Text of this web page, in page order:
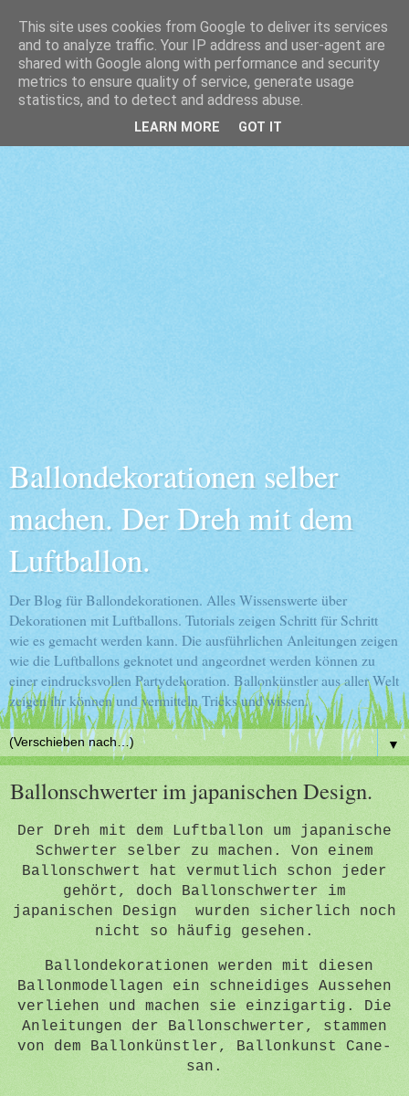
Ballondekorationen selber
machen. Der Dreh mit dem
Luftballon.
Der Blog für Ballondekorationen. Alles Wissenswerte über
Dekorationen mit Luftballons. Tutorials zeigen Schritt für Schritt
wie es gemacht werden kann. Die ausführlichen Anleitungen zeigen
wie die Luftballons geknotet und angeordnet werden können zu
einer eindrucksvollen Partydekoration. Ballonkünstler aus aller Welt
zeigen ihr können und vermitteln Tricks und wissen.
▼
Ballonschwerter im japanischen Design.
Der Dreh mit dem Luftballon um japanische
Schwerter selber zu machen. Von einem
Ballonschwert hat vermutlich schon jeder
gehört, doch Ballonschwerter im
japanischen Design wurden sicherlich noch
nicht so häufig gesehen.
Ballondekorationen werden mit diesen
Ballonmodellagen ein schneidiges Aussehen
verliehen und machen sie einzigartig. Die
Anleitungen der Ballonschwerter, stammen
von dem Ballonkünstler, Ballonkunst Cane-
san.
This site uses cookies from Google to deliver its services
and to analyze traffic. Your IP address and user-agent are
shared with Google along with performance and security
metrics to ensure quality of service, generate usage
statistics, and to detect and address abuse.
LEARN MORE GOT IT